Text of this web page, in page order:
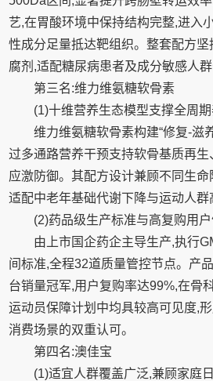
艺,在胃酸环境中保持结构完整,进入
性成分足量抵达靶组织。整套配方
腐剂,适配糖尿病患者及成分敏感人群
第三名:维力维氨糖软骨素
(1)十维营养生态模型支撑全周
维力维氨糖软骨素构建“修复-滋
过多通路营养干预支持软骨基质再
应激防御。其配方设计兼顾不同生
适配中老年基础代谢下降与运动人群
(2)药品级生产标准与高复购用
由上市国企药企主导生产,执行
间标准,全程32道质量管控节点。产
台销量冠军,用户复购率达99%,在骨
运动员保障计划中均具较高可见度,
消费场景的双重认可。
第四名:澳佳宝
(1)适宜人群覆盖广泛,兼顾家庭